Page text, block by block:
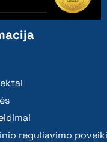
reguliavimo